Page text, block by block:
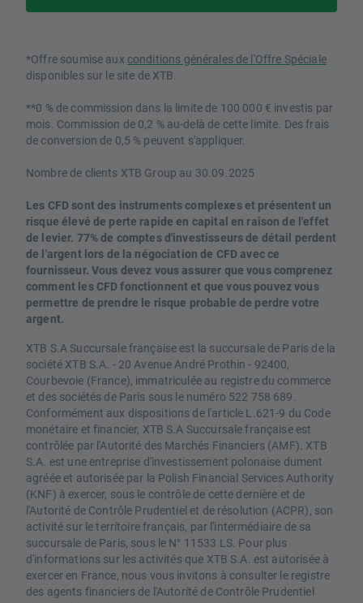
*Offre soumise aux conditions générales de l'Offre Spéciale
disponibles sur le site de XTB.
**0 % de commission dans la limite de 100 000 € investis par
mois. Commission de 0,2 % au-delà de cette limite. Des frais
de conversion de 0,5 % peuvent s'appliquer.
Nombre de clients XTB Group au 30.09.2025
Les CFD sont des instruments complexes et présentent un
risque élevé de perte rapide en capital en raison de l'effet
de levier. 77% de comptes d'investisseurs de détail perdent
de l'argent lors de la négociation de CFD avec ce
fournisseur. Vous devez vous assurer que vous comprenez
comment les CFD fonctionnent et que vous pouvez vous
permettre de prendre le risque probable de perdre votre
argent.
XTB S.A Succursale française est la succursale de Paris de la
société XTB S.A. - 20 Avenue André Prothin - 92400,
Courbevoie (France), immatriculée au registre du commerce
et des sociétés de Paris sous le numéro 522 758 689.
Conformément aux dispositions de l'article L.621-9 du Code
monétaire et financier, XTB S.A Succursale française est
contrôlée par l'Autorité des Marchés Financiers (AMF). XTB
S.A. est une entreprise d'investissement polonaise dument
agréée et autorisée par la Polish Financial Services Authority
(KNF) à exercer, sous le contrôle de cette dernière et de
l'Autorité de Contrôle Prudentiel et de résolution (ACPR), son
activité sur le territoire français, par l'intermédiaire de sa
succursale de Paris, sous le N° 11533 LS. Pour plus
d'informations sur les activités que XTB S.A. est autorisée à
exercer en France, nous vous invitons à consulter le registre
des agents financiers de l'Autorité de Contrôle Prudentiel